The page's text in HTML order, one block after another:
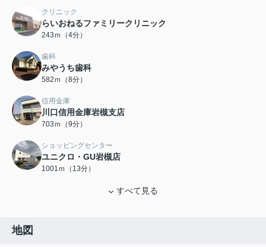
クリニック
らいおねるファミリークリニック
243ｍ（4分）
歯科
みやうち歯科
582ｍ（8分）
信用金庫
川口信用金庫岩槻支店
703ｍ（9分）
ショッピングセンター
ユニクロ・GU岩槻店
1001ｍ（13分）
すべて見る
地図